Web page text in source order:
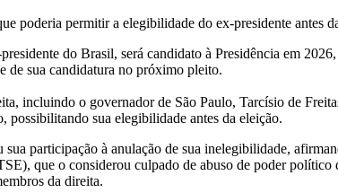
poderia permitir a elegibilidade do ex-presidente antes
do Brasil, será candidato à Presidência em
de sua candidatura no próximo pleito.
incluindo o governador de São Paulo, Tarcísio de
sua elegibilidade antes da eleição.
participação à anulação de sua inelegibilidade,
que o considerou culpado de abuso de poder político
da direita.